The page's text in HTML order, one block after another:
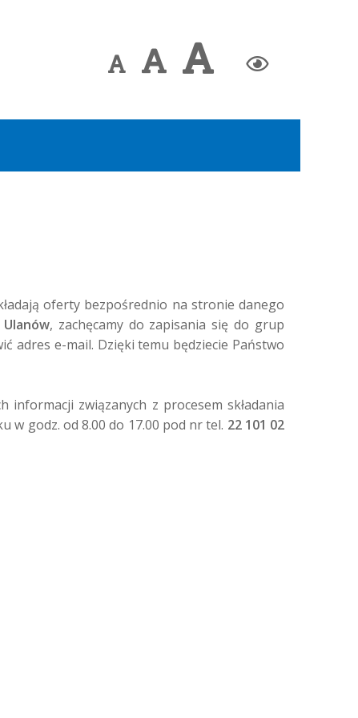
DomyślnaWiększa
czcionkaczcionkaZmiana
oferty bezpośrednio na stronie danego
, zachęcamy do zapisania się do grup
adres e-mail. Dzięki temu będziecie Państwo
informacji związanych z procesem składania
w godz. od 8.00 do 17.00 pod nr tel. 22 101 02